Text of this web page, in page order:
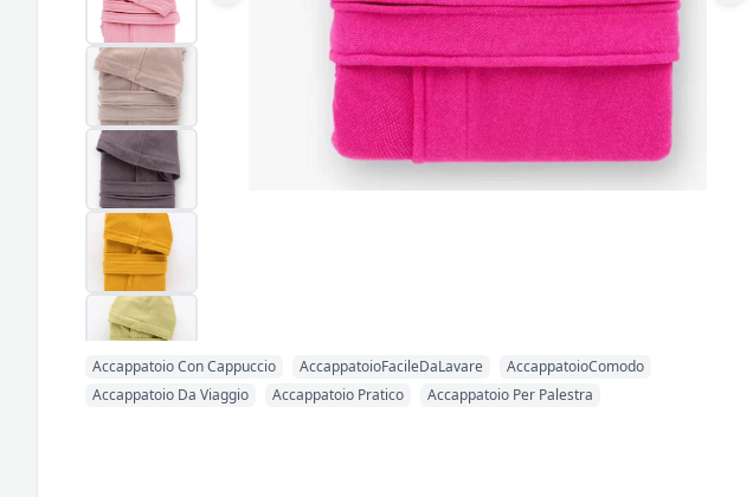
Accappatoio Con Cappuccio AccappatoioFacileDaLavare
AccappatoioComodo
Accappatoio Da Viaggio
Accappatoio Pratico Accappatoio Per Palestra